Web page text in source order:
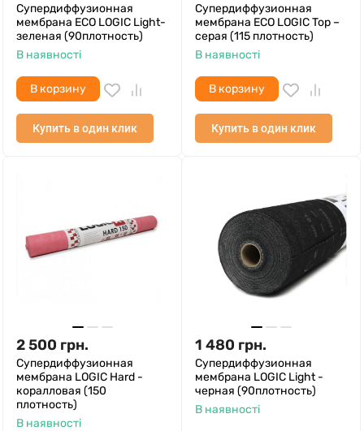
Супердиффузионная
мембрана ECO LOGIC Light-
зеленая (90плотность)
В наявності
В корзину
Купить в один клик
Супердиффузионная
мембрана ECO LOGIC Top –
серая (115 плотность)
В наявності
В корзину
Купить в один клик
2 500 грн.
Супердиффузионная
мембрана LOGIC Hard -
коралловая (150
плотность)
В наявності
1 480 грн.
Супердиффузионная
мембрана LOGIC Light -
черная (90плотность)
В наявності